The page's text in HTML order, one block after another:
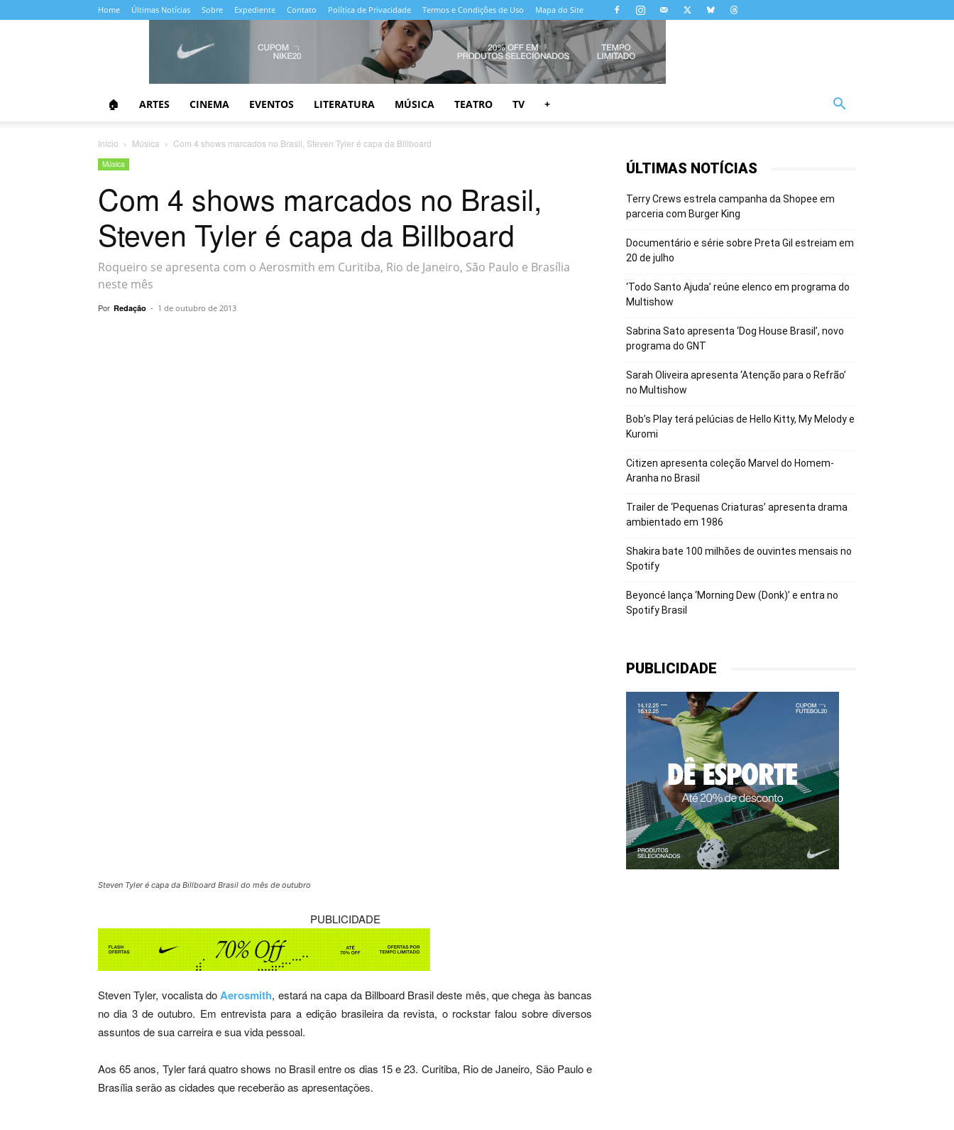
Home Últimas Notícias Sobre Expediente Contato Política de Privacidade Termos e Condições de Uso Mapa do Site
🏠 ARTES CINEMA EVENTOS LITERATURA MÚSICA TEATRO TV +
Início Música Com 4 shows marcados no Brasil, Steven Tyler é capa da Billboard
Música
Com 4 shows marcados no Brasil,
Steven Tyler é capa da Billboard
Roqueiro se apresenta com o Aerosmith em Curitiba, Rio de Janeiro, São Paulo e Brasília
neste mês
Por Redação - 1 de outubro de 2013
Steven Tyler é capa da Billboard Brasil do mês de outubro
PUBLICIDADE
Steven Tyler, vocalista do Aerosmith, estará na capa da Billboard Brasil deste mês, que chega às bancas
no dia 3 de outubro. Em entrevista para a edição brasileira da revista, o rockstar falou sobre diversos
assuntos de sua carreira e sua vida pessoal.
Aos 65 anos, Tyler fará quatro shows no Brasil entre os dias 15 e 23. Curitiba, Rio de Janeiro, São Paulo e
Brasília serão as cidades que receberão as apresentações.
ÚLTIMAS NOTÍCIAS
Terry Crews estrela campanha da Shopee em
parceria com Burger King
Documentário e série sobre Preta Gil estreiam em
20 de julho
‘Todo Santo Ajuda’ reúne elenco em programa do
Multishow
Sabrina Sato apresenta ‘Dog House Brasil’, novo
programa do GNT
Sarah Oliveira apresenta ‘Atenção para o Refrão’
no Multishow
Bob’s Play terá pelúcias de Hello Kitty, My Melody e
Kuromi
Citizen apresenta coleção Marvel do Homem-
Aranha no Brasil
Trailer de ‘Pequenas Criaturas’ apresenta drama
ambientado em 1986
Shakira bate 100 milhões de ouvintes mensais no
Spotify
Beyoncé lança ‘Morning Dew (Donk)’ e entra no
Spotify Brasil
PUBLICIDADE